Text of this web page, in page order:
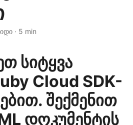
· 5 min
სიტყვა
Cloud SDK-
შექმენით
დოკუმენტის